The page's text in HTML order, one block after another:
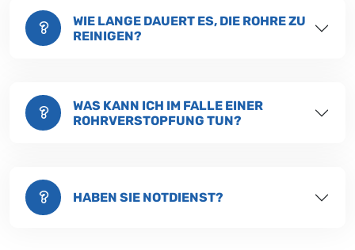
WIE LANGE DAUERT ES, DIE ROHRE ZU
REINIGEN?
WAS KANN ICH IM FALLE EINER
ROHRVERSTOPFUNG TUN?
HABEN SIE NOTDIENST?